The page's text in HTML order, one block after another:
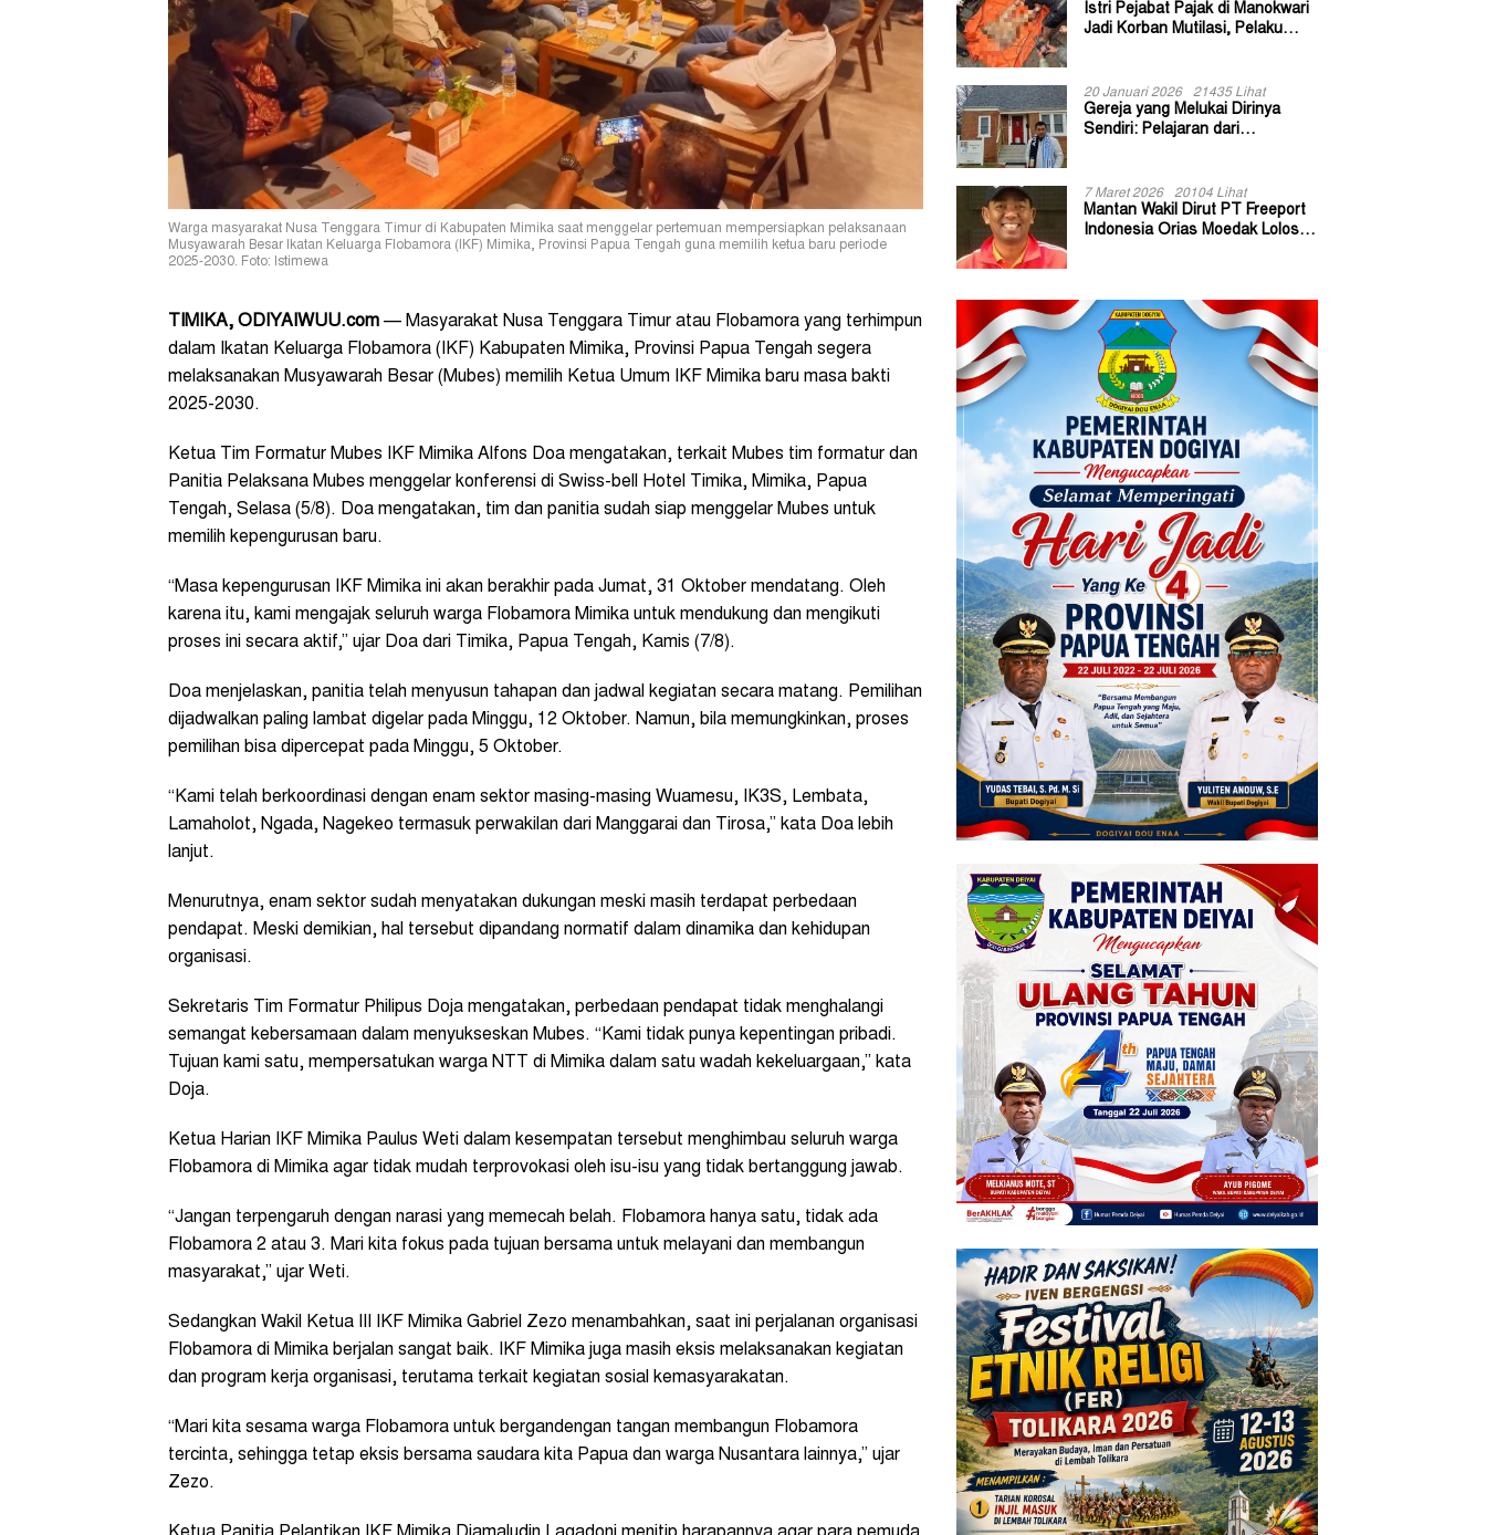
Warga masyarakat Nusa Tenggara Timur di Kabupaten Mimika saat menggelar pertemuan mempersiapkan pelaksanaan
Musyawarah Besar Ikatan Keluarga Flobamora (IKF) Mimika, Provinsi Papua Tengah guna memilih ketua baru periode
2025-2030. Foto: Istimewa
TIMIKA, ODIYAIWUU.com — Masyarakat Nusa Tenggara Timur atau Flobamora yang terhimpun
dalam Ikatan Keluarga Flobamora (IKF) Kabupaten Mimika, Provinsi Papua Tengah segera
melaksanakan Musyawarah Besar (Mubes) memilih Ketua Umum IKF Mimika baru masa bakti
2025-2030.
Ketua Tim Formatur Mubes IKF Mimika Alfons Doa mengatakan, terkait Mubes tim formatur dan
Panitia Pelaksana Mubes menggelar konferensi di Swiss-bell Hotel Timika, Mimika, Papua
Tengah, Selasa (5/8). Doa mengatakan, tim dan panitia sudah siap menggelar Mubes untuk
memilih kepengurusan baru.
“Masa kepengurusan IKF Mimika ini akan berakhir pada Jumat, 31 Oktober mendatang. Oleh
karena itu, kami mengajak seluruh warga Flobamora Mimika untuk mendukung dan mengikuti
proses ini secara aktif,” ujar Doa dari Timika, Papua Tengah, Kamis (7/8).
Doa menjelaskan, panitia telah menyusun tahapan dan jadwal kegiatan secara matang. Pemilihan
dijadwalkan paling lambat digelar pada Minggu, 12 Oktober. Namun, bila memungkinkan, proses
pemilihan bisa dipercepat pada Minggu, 5 Oktober.
“Kami telah berkoordinasi dengan enam sektor masing-masing Wuamesu, IK3S, Lembata,
Lamaholot, Ngada, Nagekeo termasuk perwakilan dari Manggarai dan Tirosa,” kata Doa lebih
lanjut.
Menurutnya, enam sektor sudah menyatakan dukungan meski masih terdapat perbedaan
pendapat. Meski demikian, hal tersebut dipandang normatif dalam dinamika dan kehidupan
organisasi.
Sekretaris Tim Formatur Philipus Doja mengatakan, perbedaan pendapat tidak menghalangi
semangat kebersamaan dalam menyukseskan Mubes. “Kami tidak punya kepentingan pribadi.
Tujuan kami satu, mempersatukan warga NTT di Mimika dalam satu wadah kekeluargaan,” kata
Doja.
Ketua Harian IKF Mimika Paulus Weti dalam kesempatan tersebut menghimbau seluruh warga
Flobamora di Mimika agar tidak mudah terprovokasi oleh isu-isu yang tidak bertanggung jawab.
“Jangan terpengaruh dengan narasi yang memecah belah. Flobamora hanya satu, tidak ada
Flobamora 2 atau 3. Mari kita fokus pada tujuan bersama untuk melayani dan membangun
masyarakat,” ujar Weti.
Sedangkan Wakil Ketua III IKF Mimika Gabriel Zezo menambahkan, saat ini perjalanan organisasi
Flobamora di Mimika berjalan sangat baik. IKF Mimika juga masih eksis melaksanakan kegiatan
dan program kerja organisasi, terutama terkait kegiatan sosial kemasyarakatan.
“Mari kita sesama warga Flobamora untuk bergandengan tangan membangun Flobamora
tercinta, sehingga tetap eksis bersama saudara kita Papua dan warga Nusantara lainnya,” ujar
Zezo.
Istri Pejabat Pajak di Manokwari
Jadi Korban Mutilasi, Pelaku
20 Januari 2026 21435 Lihat
Gereja yang Melukai Dirinya
Sendiri: Pelajaran dari
7 Maret 2026 20104 Lihat
Mantan Wakil Dirut PT Freeport
Indonesia Orias Moedak Lolos